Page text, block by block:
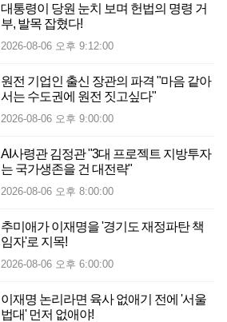
대통령이 당원 눈치 보며 헌법의 명령 거
부, 발목 잡혔다!
2026-08-06 오후 9:12:00
원전 기업인 출신 장관의 파격 "마음 같아
서는 수도권에 원전 짓고싶다"
2026-08-06 오후 9:00:00
AI사령관 김정관 "3대 프로젝트 지방투자
는 국가생존을 건 대전략"
2026-08-06 오후 8:00:00
추미애가 이재명을 '경기도 재정파탄 책
임자'로 지목!
2026-08-06 오후 6:00:00
이재명 논리라면 육사 없애기 전에 '서울
법대' 먼저 없애야!